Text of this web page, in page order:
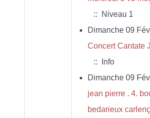
:: Niveau 1
Dimanche 09
Concert Cantate
:: Info
Dimanche 09
jean pierre . 4.
bedarieux